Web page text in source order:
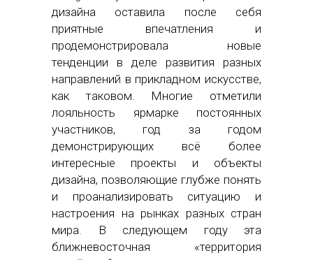
дизайна оставила после себя
приятные впечатления и
продемонстрировала новые
тенденции в деле развития разных
направлений в прикладном искусстве,
как таковом. Многие отметили
лояльность ярмарке постоянных
участников, год за годом
демонстрирующих всё более
интересные проекты и объекты
дизайна, позволяющие глубже понять
и проанализировать ситуацию и
настроения на рынках разных стран
мира. В следующем году эта
ближневосточная «территория